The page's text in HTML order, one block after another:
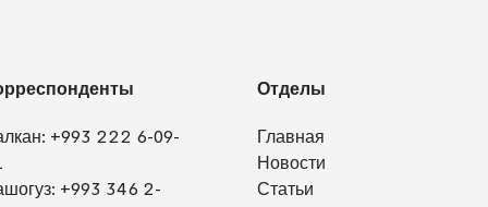
+993 222 6-09-
+993 346 2-
Отделы
Главная
Новости
Статьи